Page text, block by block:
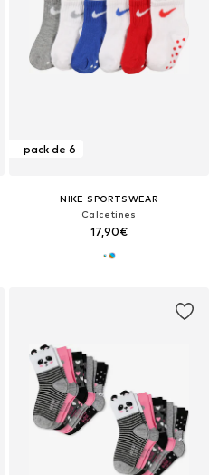
pack de 6
NIKE SPORTSWEAR
Calcetines
17,90€